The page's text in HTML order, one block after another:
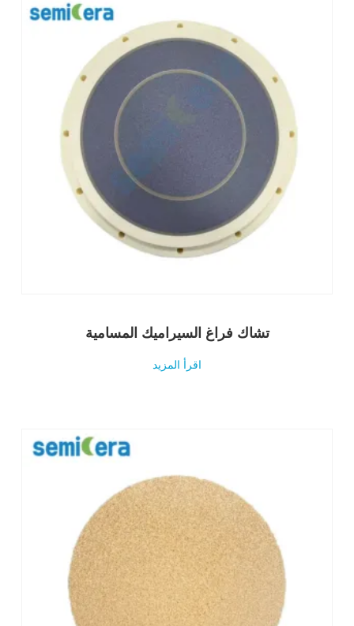
تشاك فراغ السيراميك المسامية
اقرأ المزيد